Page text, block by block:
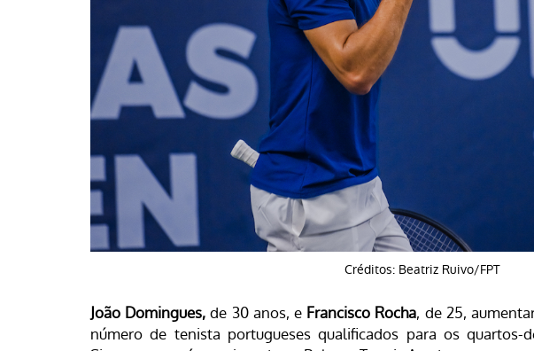
Créditos: Beatriz Ruivo/FPT
João Domingues, de 30 anos, e Francisco Rocha, de 25,
número de tenista portugueses qualificados para os